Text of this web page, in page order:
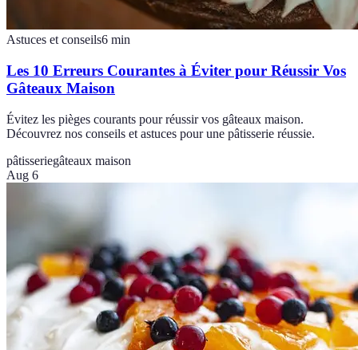
Astuces et conseils6 min
Les 10 Erreurs Courantes à Éviter pour Réussir Vos
Gâteaux Maison
Évitez les pièges courants pour réussir vos gâteaux maison.
Découvrez nos conseils et astuces pour une pâtisserie réussie.
pâtisseriegâteaux maison
Aug 6